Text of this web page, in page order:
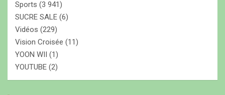
Sports (3 941)
SUCRE SALE (6)
Vidéos (229)
Vision Croisée (11)
YOON WII
(1)
YOUTUBE (2)